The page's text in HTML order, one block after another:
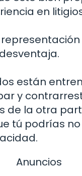
en
están
y
de la otra
tú podrías
Anuncios